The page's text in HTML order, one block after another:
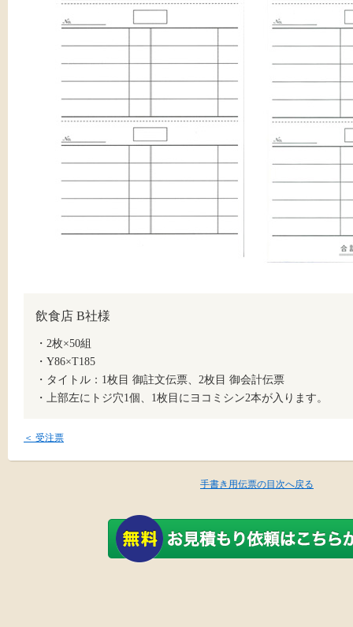
飲食店 B社様
・2枚×50組
・Y86×T185
・タイトル：1枚目 御註文伝票、2枚目 御会計伝票
・上部左にトジ穴1個、1枚目にヨコミシン2本が入ります。
＜ 受注票
手書き用伝票の目次へ戻る